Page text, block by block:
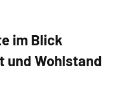
im Blick
und Wohlstand